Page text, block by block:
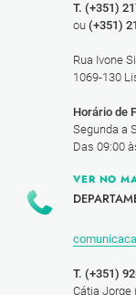
T. (+351)
ou (+351)
Rua Ivone
1069-130
Horário de
Segunda a
Das 09:00
VER NO
T. (+351)
Cátia Jorge